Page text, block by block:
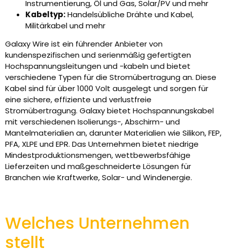
Instrumentierung, Öl und Gas, Solar/PV und mehr
Kabeltyp:Handelsübliche Drähte und Kabel,
Militärkabel und mehr
Galaxy Wire ist ein führender Anbieter von
kundenspezifischen und serienmäßig gefertigten
Hochspannungsleitungen und -kabeln und bietet
verschiedene Typen für die Stromübertragung an. Diese
Kabel sind für über 1000 Volt ausgelegt und sorgen für
eine sichere, effiziente und verlustfreie
Stromübertragung. Galaxy bietet Hochspannungskabel
mit verschiedenen Isolierungs-, Abschirm- und
Mantelmaterialien an, darunter Materialien wie Silikon, FEP,
PFA, XLPE und EPR. Das Unternehmen bietet niedrige
Mindestproduktionsmengen, wettbewerbsfähige
Lieferzeiten und maßgeschneiderte Lösungen für
Branchen wie Kraftwerke, Solar- und Windenergie.
Welches Unternehmen
stellt